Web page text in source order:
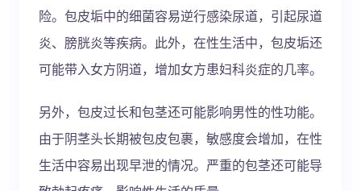
险。包皮垢中的细菌容易逆行感染尿道，引起尿道
炎、膀胱炎等疾病。此外，在性生活中，包皮垢还
可能带入女方阴道，增加女方患妇科炎症的几率。
另外，包皮过长和包茎还可能影响男性的性功能。
由于阴茎头长期被包皮包裹，敏感度会增加，在性
生活中容易出现早泄的情况。严重的包茎还可能导